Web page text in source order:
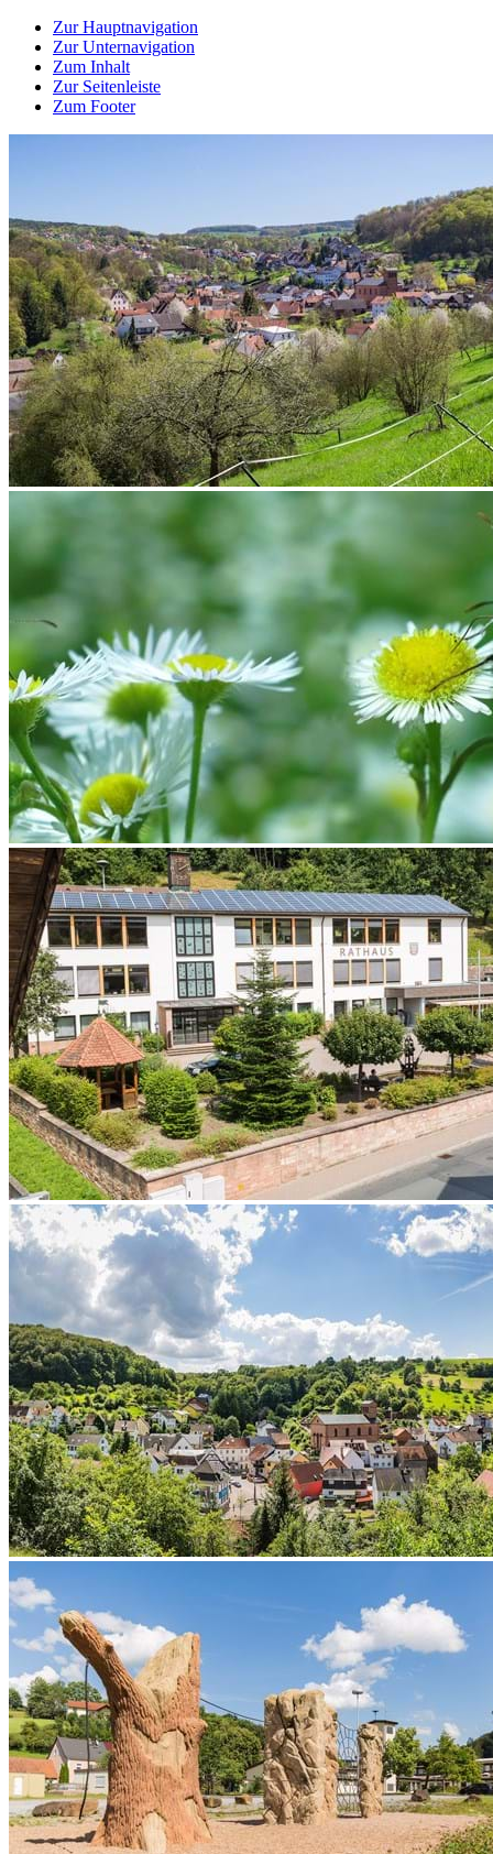
Zur Hauptnavigation
Zur Unternavigation
Zum Inhalt
Zur Seitenleiste
Zum Footer